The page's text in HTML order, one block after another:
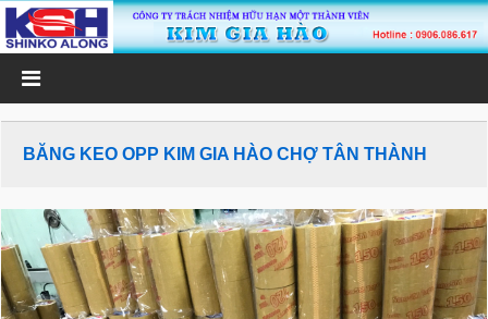
BĂNG KEO OPP KIM GIA HÀO CHỢ TÂN THÀNH